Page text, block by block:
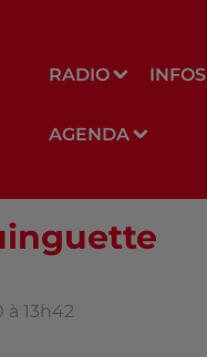
RADIO INFOS
AGENDA
à 13h42